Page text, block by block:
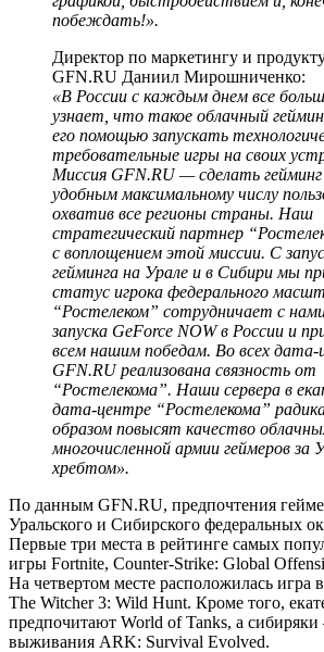
побеждать!».
Директор по маркетингу и
GFN.RU Даниил Мирошниченко:
«В России с каждым днем все
узнает, что такое облачный
его помощью запускать
требовательные игры на своих
Миссия GFN.RU — сделать
удобным максимальному числу
охватив все регионы страны. Наш
стратегический партнер
с воплощением этой миссии. С
гейминга на Урале и в Сибири мы
статус игрока федерального
“Ростелеком” сотрудничает с
запуска GeForce NOW в России и
всем нашим победам. Во всех дата-
GFN.RU реализована связность от
“Ростелекома”. Наши сервера в
дата-центре “Ростелекома”
образом повысят качество
многочисленной армии геймеров за
хребтом».
По данным GFN.RU, предпочтения
Уральского и Сибирского федеральных
Первые три места в рейтинге самых
игры Fortnite, Counter-Strike: Global
На четвертом месте расположилась игра
The Witcher 3: Wild Hunt. Кроме того,
предпочитают World of Tanks, а
выживания ARK: Survival Evolved.